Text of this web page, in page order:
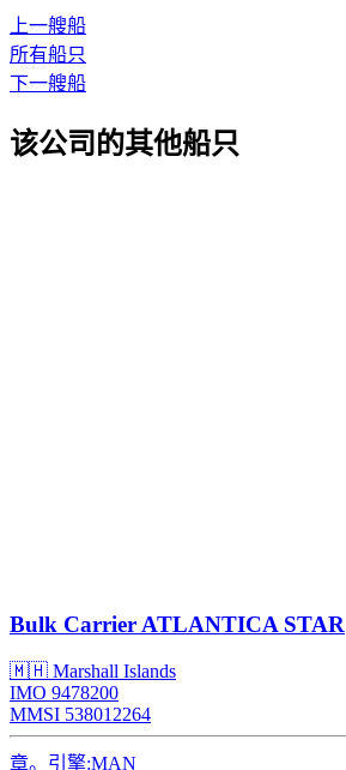
上一艘船
所有船只
下一艘船
该公司的其他船只
Bulk CarrierATLANTICA STAR
🇲🇭 Marshall Islands
IMO 9478200
MMSI 538012264
章。引擎:MAN